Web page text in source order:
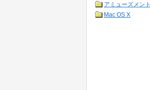
アミューズメント
Mac OS X